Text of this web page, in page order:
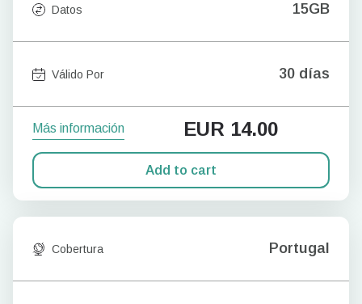
Datos 15GB
Válido Por 30 días
Más información EUR 14.00
Add to cart
Cobertura Portugal